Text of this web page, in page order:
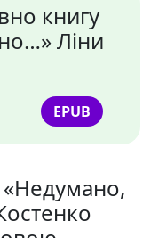
книгу
Ліни
EPUB
«Недумано,